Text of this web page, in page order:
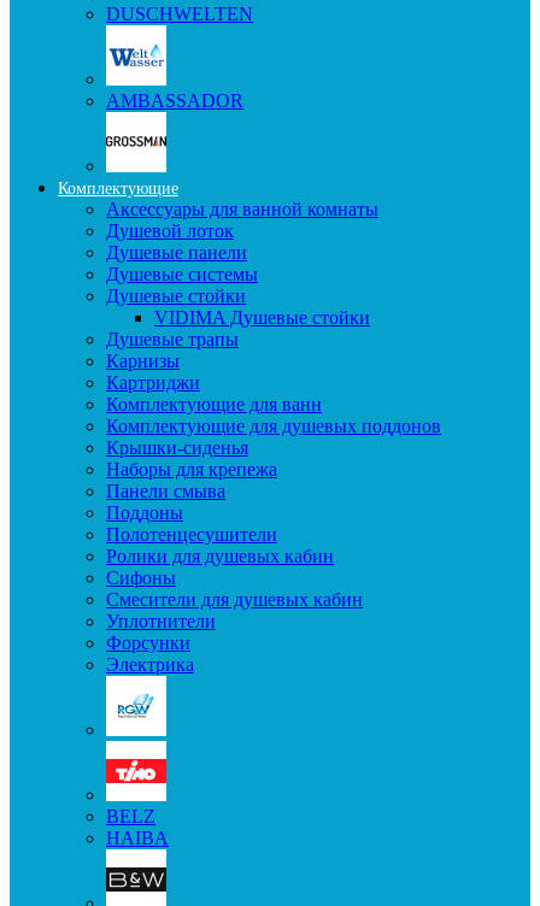
DUSCHWELTEN
AMBASSADOR
Комплектующие
Аксессуары для ванной комнаты
Душевой лоток
Душевые панели
Душевые системы
Душевые стойки
VIDIMA Душевые стойки
Душевые трапы
Карнизы
Картриджи
Комплектующие для ванн
Комплектующие для душевых поддонов
Крышки-сиденья
Наборы для крепежа
Панели смыва
Поддоны
Полотенцесушители
Ролики для душевых кабин
Сифоны
Смесители для душевых кабин
Уплотнители
Форсунки
Электрика
BELZ
HAIBA